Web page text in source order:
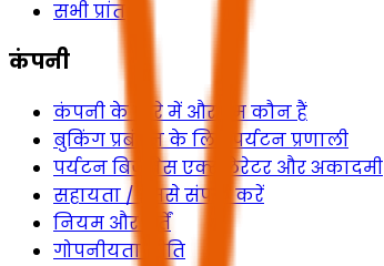
सभी प्रांत
कंपनी
कंपनी के बारे में और हम कौन हैं
बुकिंग प्रबंधन के लिए पर्यटन प्रणाली
पर्यटन बिजनेस एक्सेलेरेटर और अकादमी
सहायता / हमसे संपर्क करें
नियम और शर्तें
गोपनीयता नीति